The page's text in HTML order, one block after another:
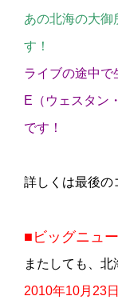
あの北海の大
す！
ライブの途中で
E（ウェスタン
です！
詳しくは最後の
■ビッグニュ
またしても、
2010年10月23